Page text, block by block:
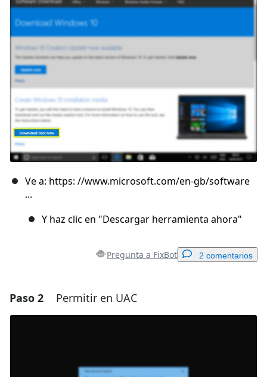
Ve a: https: //www.microsoft.com/en-gb/software
...
Y haz clic en "Descargar herramienta ahora"
Pregunta a FixBot 2 comentarios
Agregar un comentario
Paso 2 Permitir en UAC